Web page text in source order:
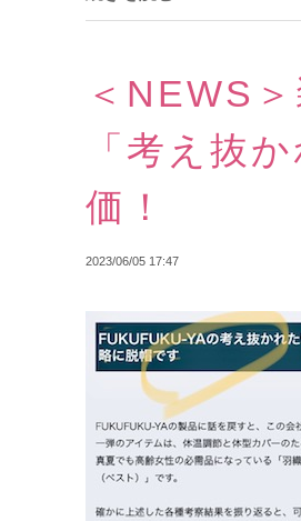
＜NEWS
「考え抜
価！
2023/06/05 17:47